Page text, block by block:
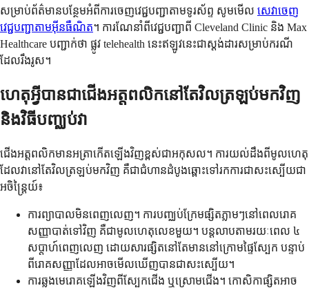
សម្រាប់ព័ត៌មានបន្ថែមអំពីការចេញវេជ្ជបញ្ជាតាមទូរស័ព្ទ សូមមើល សេវាចេញ
វេជ្ជបញ្ជាតាមអ៊ីនធឺណិត។ ការណែនាំពីវេជ្ជបញ្ជាពី Cleveland Clinic និង Max
Healthcare បញ្ជាក់ថា ផ្លូវ telehealth នេះឥឡូវនេះជាស្តង់ដារសម្រាប់ករណី
ដែលរឹងរូស។
ហេតុអ្វីបានជាជើងអត្តពលិកនៅតែវិលត្រឡប់មកវិញ
និងវិធីបញ្ឈប់វា
ជើងអត្តពលិកមានអត្រាកើតឡើងវិញខ្ពស់ជាអកុសល។ ការយល់ដឹងពីមូលហេតុ
ដែលវានៅតែវិលត្រឡប់មកវិញ គឺជាជំហានដំបូងឆ្ពោះទៅរកការជាសះស្បើយជា
អចិន្ត្រៃយ៍៖
ការព្យាបាលមិនពេញលេញ។ ការបញ្ឈប់ក្រែមផ្សិតភ្លាមៗនៅពេលរោគ
សញ្ញាបាត់ទៅវិញ គឺជាមូលហេតុលេខមួយ។ បន្តលាបតាមរយៈពេល ៤
សប្តាហ៍ពេញលេញ ដោយសារផ្សិតនៅតែមាននៅក្រោមផ្ទៃស្បែក បន្ទាប់
ពីរោគសញ្ញាដែលអាចមើលឃើញបានជាសះស្បើយ។
ការឆ្លងមេរោគឡើងវិញពីស្បែកជើង ឬស្រោមជើង។ កោសិកាផ្សិតអាច